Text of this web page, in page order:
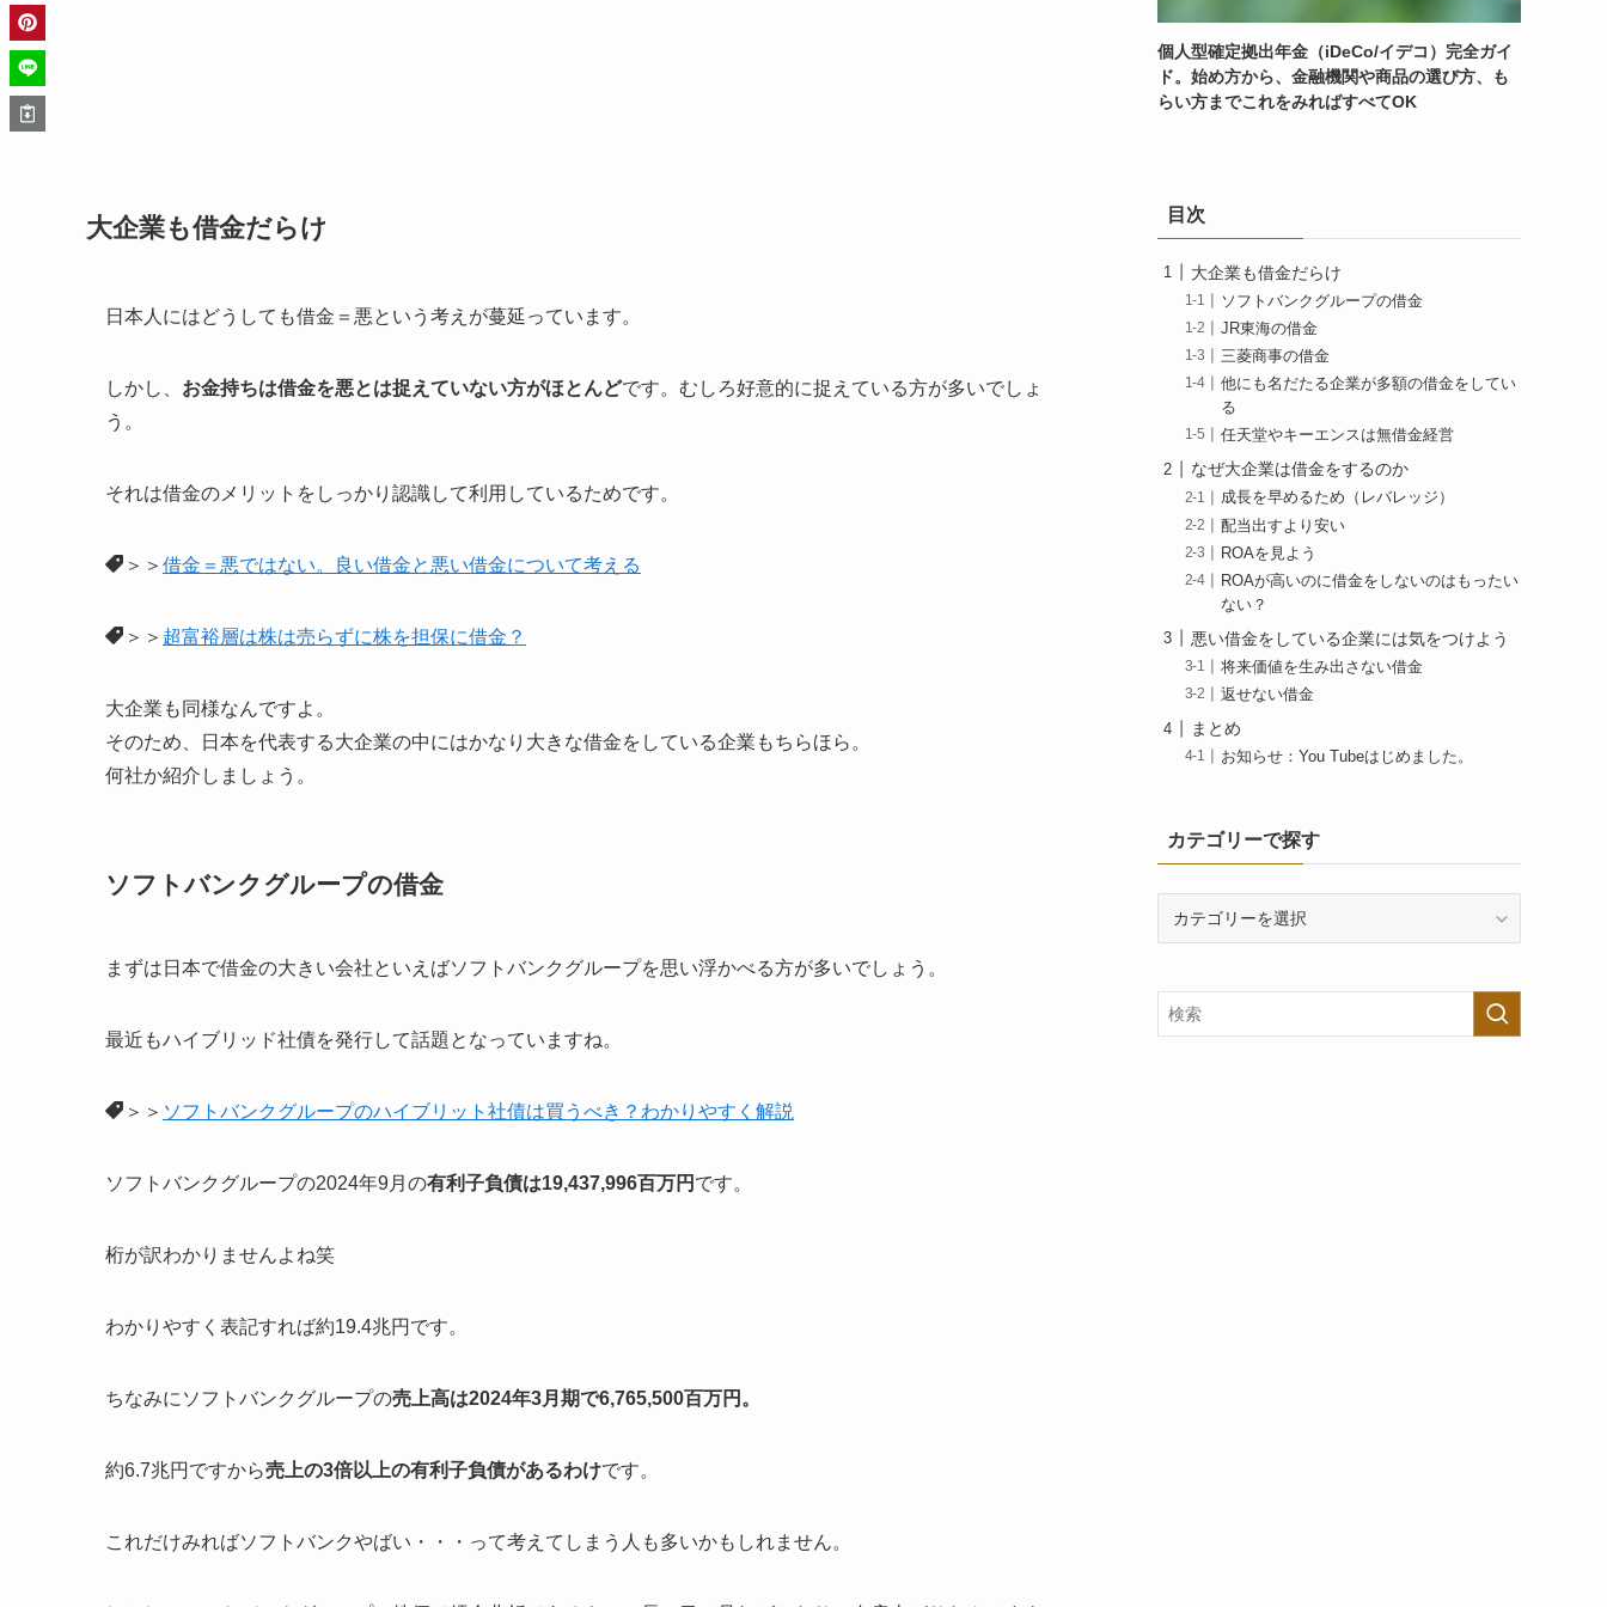
大企業も借金だらけ
日本人にはどうしても借金＝悪という考えが蔓延っています。
しかし、 お金持ちは借金を悪とは捉えていない方がほとんどです。むしろ好意的に捉えている方が多いでしょ
う。
それは借金のメリットをしっかり認識して利用しているためです。
＞＞ 借金＝悪ではない。良い借金と悪い借金について考える
＞＞ 超富裕層は株は売らずに株を担保に借金？
大企業も同様なんですよ。
そのため、日本を代表する大企業の中にはかなり大きな借金をしている企業もちらほら。
何社か紹介しましょう。
ソフトバンクグループの借金
まずは日本で借金の大きい会社といえばソフトバンクグループを思い浮かべる方が多いでしょう。
最近もハイブリッド社債を発行して話題となっていますね。
＞＞ ソフトバンクグループのハイブリット社債は買うべき？わかりやすく解説
ソフトバンクグループの2024年9月の有利子負債は19,437,996百万円 です。
桁が訳わかりませんよね笑
わかりやすく表記すれば約19.4兆円です。
ちなみにソフトバンクグループの売上高は2024年3月期で6,765,500百万円。
約6.7兆円ですから売上の3倍以上の有利子負債があるわけです。
これだけみればソフトバンクやばい・・・って考えてしまう人も多いかもしれません。
個人型確定拠出年金（iDeCo/イデコ）完全ガイ
ド。始め方から、金融機関や商品の選び方、も
らい方までこれをみればすべてOK
目次
大企業も借金だらけ
ソフトバンクグループの借金
JR東海の借金
三菱商事の借金
他にも名だたる企業が多額の借金をしてい
る
任天堂やキーエンスは無借金経営
なぜ大企業は借金をするのか
成長を早めるため（レバレッジ）
配当出すより安い
ROAを見よう
ROAが高いのに借金をしないのはもったい
ない？
悪い借金をしている企業には気をつけよう
将来価値を生み出さない借金
返せない借金
まとめ
お知らせ：You Tubeはじめました。
カテゴリーで探す
ー
で